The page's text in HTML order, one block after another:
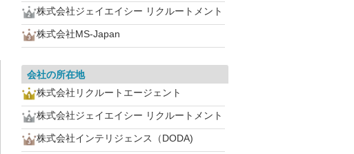
株式会社ジェイエイシー リクルートメント
株式会社MS-Japan
会社の所在地
株式会社リクルートエージェント
株式会社ジェイエイシー リクルートメント
株式会社インテリジェンス（DODA)